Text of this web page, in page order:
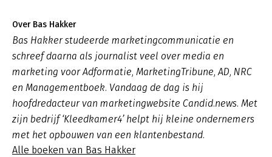
Over Bas Hakker
Bas Hakker studeerde marketingcommunicatie en
schreef daarna als journalist veel over media en
marketing voor Adformatie, MarketingTribune, AD, NRC
en Managementboek. Vandaag de dag is hij
hoofdredacteur van marketingwebsite Candid.news. Met
zijn bedrijf ‘Kleedkamer4’ helpt hij kleine ondernemers
met het opbouwen van een klantenbestand.
Alle boeken van Bas Hakker